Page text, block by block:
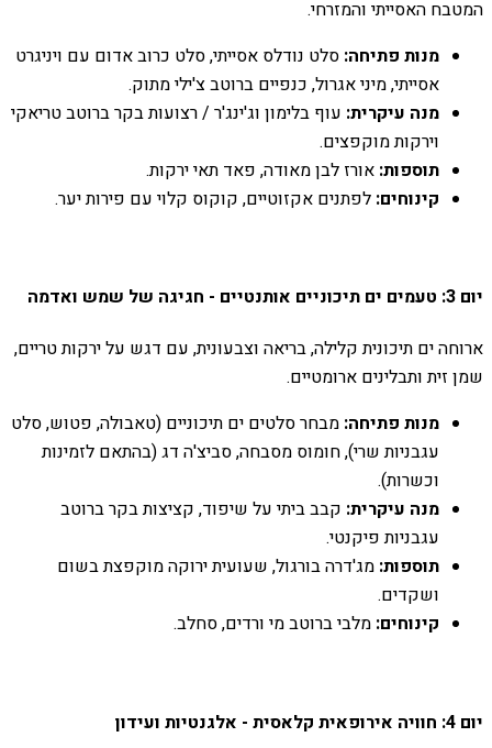
המטבח האסייתי והמזרחי.
מנות פתיחה: סלט נודלס אסייתי, סלט כרוב אדום עם ויניגרט
אסייתי, מיני אגרול, כנפיים ברוטב צ'ילי מתוק.
מנה עיקרית: עוף בלימון וג'ינג'ר / רצועות בקר ברוטב טריאקי
וירקות מוקפצים.
תוספות: אורז לבן מאודה, פאד תאי ירקות.
קינוחים: לפתנים אקזוטיים, קוקוס קלוי עם פירות יער.
יום 3: טעמים ים תיכוניים אותנטיים - חגיגה של שמש ואדמה
ארוחה ים תיכונית קלילה, בריאה וצבעונית, עם דגש על ירקות טריים,
שמן זית ותבלינים ארומטיים.
מנות פתיחה: מבחר סלטים ים תיכוניים (טאבולה, פטוש, סלט
עגבניות שרי), חומוס מסבחה, סביצ'ה דג (בהתאם לזמינות
וכשרות).
מנה עיקרית: קבב ביתי על שיפוד, קציצות בקר ברוטב
עגבניות פיקנטי.
תוספות: מג'דרה בורגול, שעועית ירוקה מוקפצת בשום
ושקדים.
קינוחים: מלבי ברוטב מי ורדים, סחלב.
יום 4: חוויה אירופאית קלאסית - אלגנטיות ועידון